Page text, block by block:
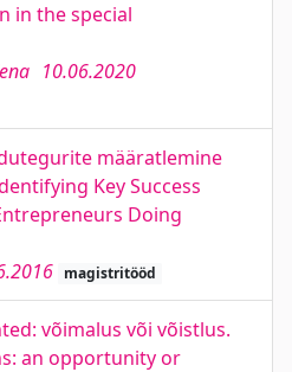
in the special
10.06.2020
määratlemine
Key Success
Doing
magistritööd
võimalus või võistlus.
an opportunity or